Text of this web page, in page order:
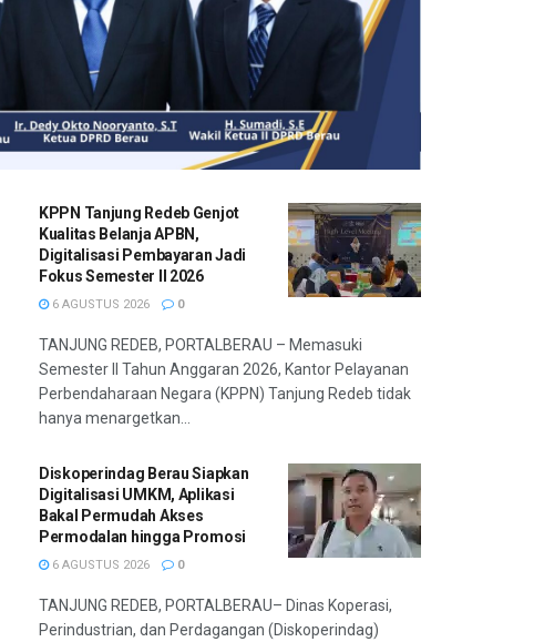
KPPN Tanjung Redeb Genjot
Kualitas Belanja APBN,
Digitalisasi Pembayaran Jadi
Fokus Semester II 2026
6 AGUSTUS 2026 0
TANJUNG REDEB, PORTALBERAU – Memasuki
Semester II Tahun Anggaran 2026, Kantor Pelayanan
Perbendaharaan Negara (KPPN) Tanjung Redeb tidak
hanya menargetkan...
Diskoperindag Berau Siapkan
Digitalisasi UMKM, Aplikasi
Bakal Permudah Akses
Permodalan hingga Promosi
6 AGUSTUS 2026 0
TANJUNG REDEB, PORTALBERAU– Dinas Koperasi,
Perindustrian, dan Perdagangan (Diskoperindag)